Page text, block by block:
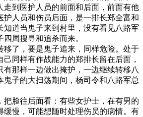
走到医护人员的前面和后面，前面有他
护人员和伤员后面，是一排长郑全富和
知道当鬼子来到村里，没有看见八路军
周搜寻和追杀而来。
移了，要是鬼子追来，同样危险。处于
同样有作战能力的郑排长留在后面，
有那样一边做出掩护，一边继续转移八
鬼子的大扫荡期间，杨司令和八路军总
把脸往后面看：有些女护士，在有男的
缓慢，可能想随时处理伤员的病情。有